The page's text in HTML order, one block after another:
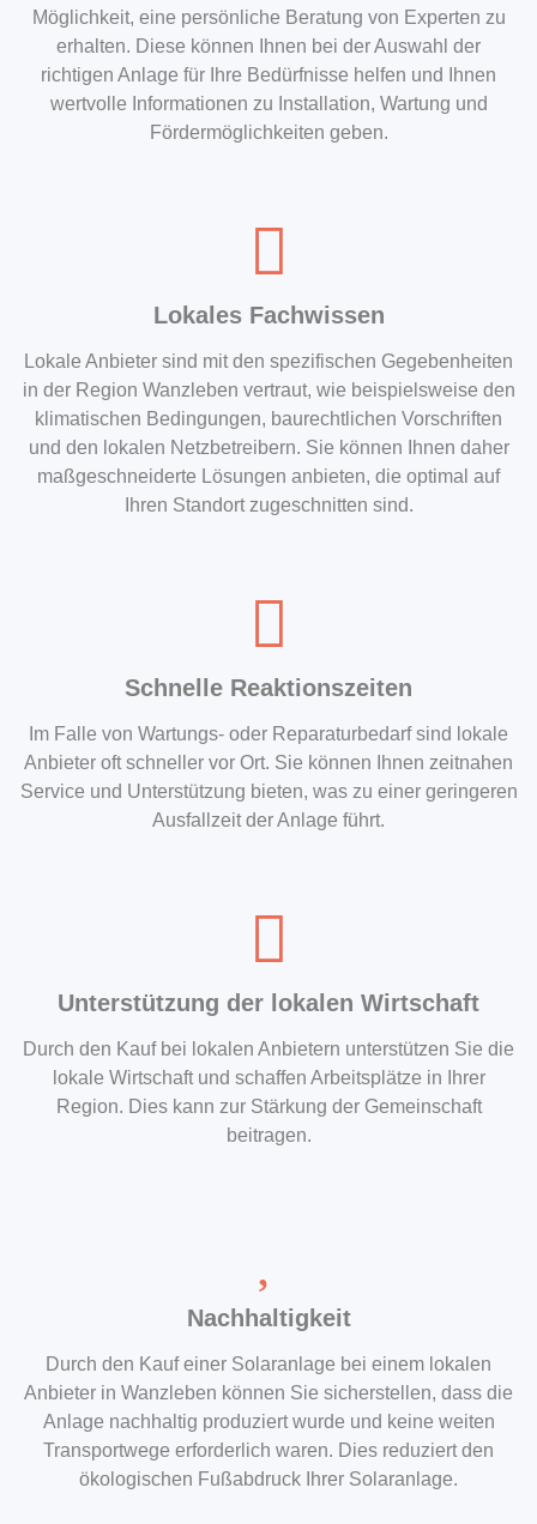
Möglichkeit, eine persönliche Beratung von Experten zu
erhalten. Diese können Ihnen bei der Auswahl der
richtigen Anlage für Ihre Bedürfnisse helfen und Ihnen
wertvolle Informationen zu Installation, Wartung und
Fördermöglichkeiten geben.
Lokales Fachwissen
Lokale Anbieter sind mit den spezifischen Gegebenheiten
in der Region Wanzleben vertraut, wie beispielsweise den
klimatischen Bedingungen, baurechtlichen Vorschriften
und den lokalen Netzbetreibern. Sie können Ihnen daher
maßgeschneiderte Lösungen anbieten, die optimal auf
Ihren Standort zugeschnitten sind.
Schnelle Reaktionszeiten
Im Falle von Wartungs- oder Reparaturbedarf sind lokale
Anbieter oft schneller vor Ort. Sie können Ihnen zeitnahen
Service und Unterstützung bieten, was zu einer geringeren
Ausfallzeit der Anlage führt.
Unterstützung der lokalen Wirtschaft
Durch den Kauf bei lokalen Anbietern unterstützen Sie die
lokale Wirtschaft und schaffen Arbeitsplätze in Ihrer
Region. Dies kann zur Stärkung der Gemeinschaft
beitragen.
Nachhaltigkeit
Durch den Kauf einer Solaranlage bei einem lokalen
Anbieter in Wanzleben können Sie sicherstellen, dass die
Anlage nachhaltig produziert wurde und keine weiten
Transportwege erforderlich waren. Dies reduziert den
ökologischen Fußabdruck Ihrer Solaranlage.